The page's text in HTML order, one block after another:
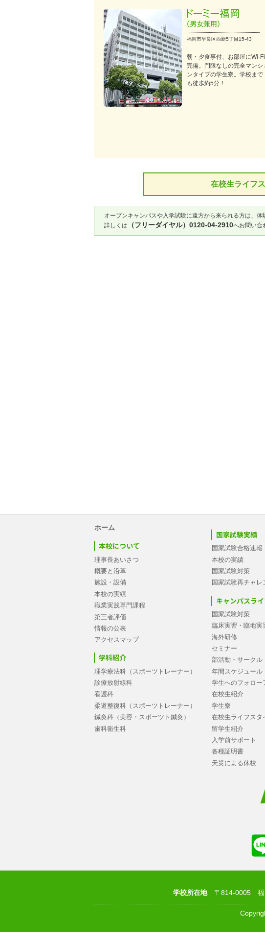
福岡市早良区西新5丁目15-43
朝・夕食事付、お部屋にWi-Fi
完備。門限なしの完全マンシ
ンタイプの学生寮。学校まで
も徒歩約5分！
在校生ライフ
オープンキャンパスや入学試験に遠方から来られる方は、体
詳しくは
（フリーダイヤル）0120-04-2910へお問い合
ホーム
本校について
理事長あいさつ
概要と沿革
施設・設備
本校の実績
職業実践専門課程
第三者評価
情報の公表
アクセスマップ
学科紹介
理学療法科（スポーツトレーナー）
診療放射線科
看護科
柔道整復科（スポーツトレーナー）
鍼灸科（美容・スポーツト鍼灸）
歯科衛生科
国家試験実績
国家試験合格速報
本校の実績
国家試験対策
国家試験再チャレ
キャンパスラ
国家試験対策
臨床実習・臨地実
海外研修
セミナー
部活動・サークル
年間スケジュール
学生へのフォロー
在校生紹介
学生寮
在校生ライフスタ
留学生紹介
入学前サポート
各種証明書
天災による休校
学校所在地〒814-0005 福